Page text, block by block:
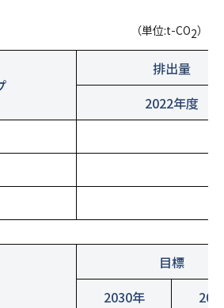
（単位:t-CO2）
排出量
2022年度
目標
2030年